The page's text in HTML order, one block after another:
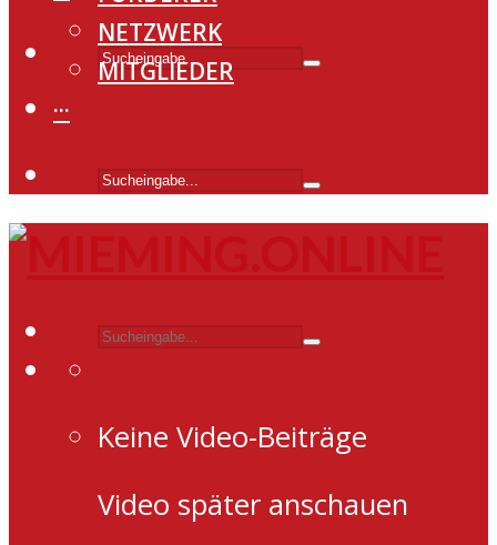
NETZWERK
MITGLIEDER
···
Keine Video-Beiträge
Video später anschauen